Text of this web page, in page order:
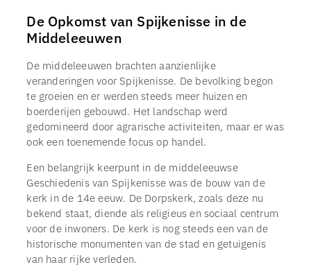
De Opkomst van Spijkenisse in de
Middeleeuwen
De middeleeuwen brachten aanzienlijke
veranderingen voor Spijkenisse. De bevolking begon
te groeien en er werden steeds meer huizen en
boerderijen gebouwd. Het landschap werd
gedomineerd door agrarische activiteiten, maar er was
ook een toenemende focus op handel.
Een belangrijk keerpunt in de middeleeuwse
Geschiedenis van Spijkenisse was de bouw van de
kerk in de 14e eeuw. De Dorpskerk, zoals deze nu
bekend staat, diende als religieus en sociaal centrum
voor de inwoners. De kerk is nog steeds een van de
historische monumenten van de stad en getuigenis
van haar rijke verleden.